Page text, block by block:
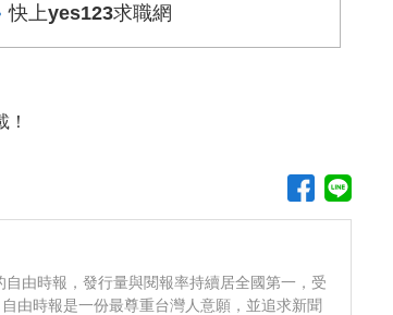
快上yes123求職網
自由時報，發行量與閱報率持續居全國第一，受
由時報是一份最尊重台灣人意願，並追求新聞